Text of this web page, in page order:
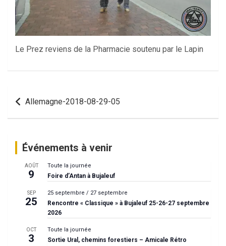
Le Prez reviens de la Pharmacie soutenu par le Lapin
Navigation
Allemagne-2018-08-29-05
Événements à venir
AOÛT
9
Toute la journée
Foire d’Antan à Bujaleuf
SEP
25
25 septembre / 27 septembre
Rencontre « Classique » à Bujaleuf 25-26-27 septembre
2026
OCT
3
Toute la journée
Sortie Ural, chemins forestiers – Amicale Rétro